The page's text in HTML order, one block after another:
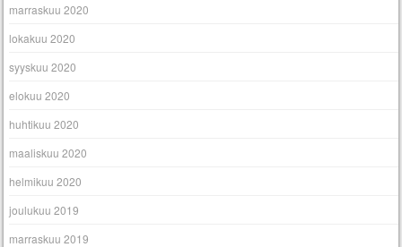
marraskuu 2020
lokakuu 2020
syyskuu 2020
elokuu 2020
huhtikuu 2020
maaliskuu 2020
helmikuu 2020
joulukuu 2019
marraskuu 2019